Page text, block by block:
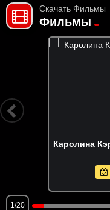
Скачать Фильмы
Фильмы
Каролина
1/20